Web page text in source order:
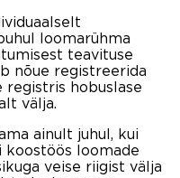
loomarühma
teavituse
nõue registreerida
registris hobuslase
välja.
ainult juhul, kui
koostöös loomade
veise riigist välja